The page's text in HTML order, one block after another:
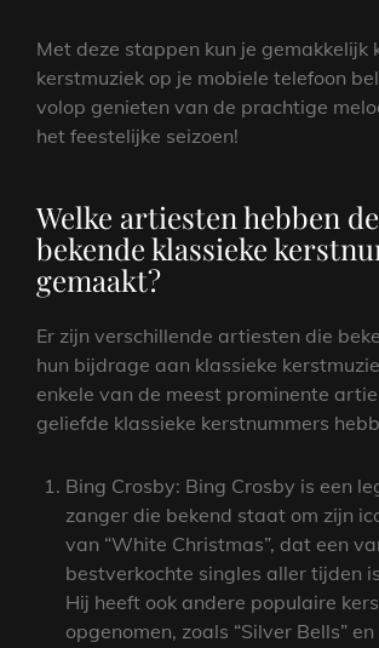
Met deze stappen kun je gemakkelijk
kerstmuziek op je mobiele telefoon
volop genieten van de prachtige
het feestelijke seizoen!
Welke artiesten hebben
bekende klassieke
gemaakt?
Er zijn verschillende artiesten die
hun bijdrage aan klassieke
enkele van de meest prominente
geliefde klassieke kerstnummers
Bing Crosby: Bing Crosby is een
zanger die bekend staat om zijn
van “White Christmas”, dat een
bestverkochte singles aller tijden
Hij heeft ook andere populaire
opgenomen, zoals “Silver Bells” en